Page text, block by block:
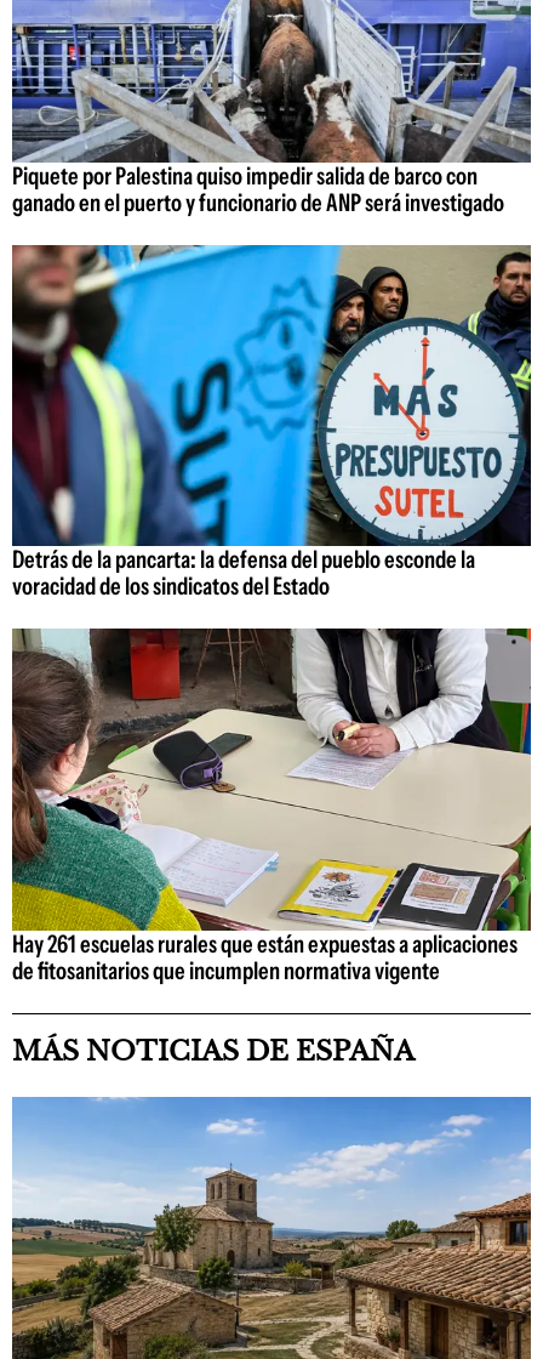
Piquete por Palestina quiso impedir salida de barco con
ganado en el puerto y funcionario de ANP será investigado
Detrás de la pancarta: la defensa del pueblo esconde la
voracidad de los sindicatos del Estado
Hay 261 escuelas rurales que están expuestas a aplicaciones
de fitosanitarios que incumplen normativa vigente
MÁS NOTICIAS DE ESPAÑA